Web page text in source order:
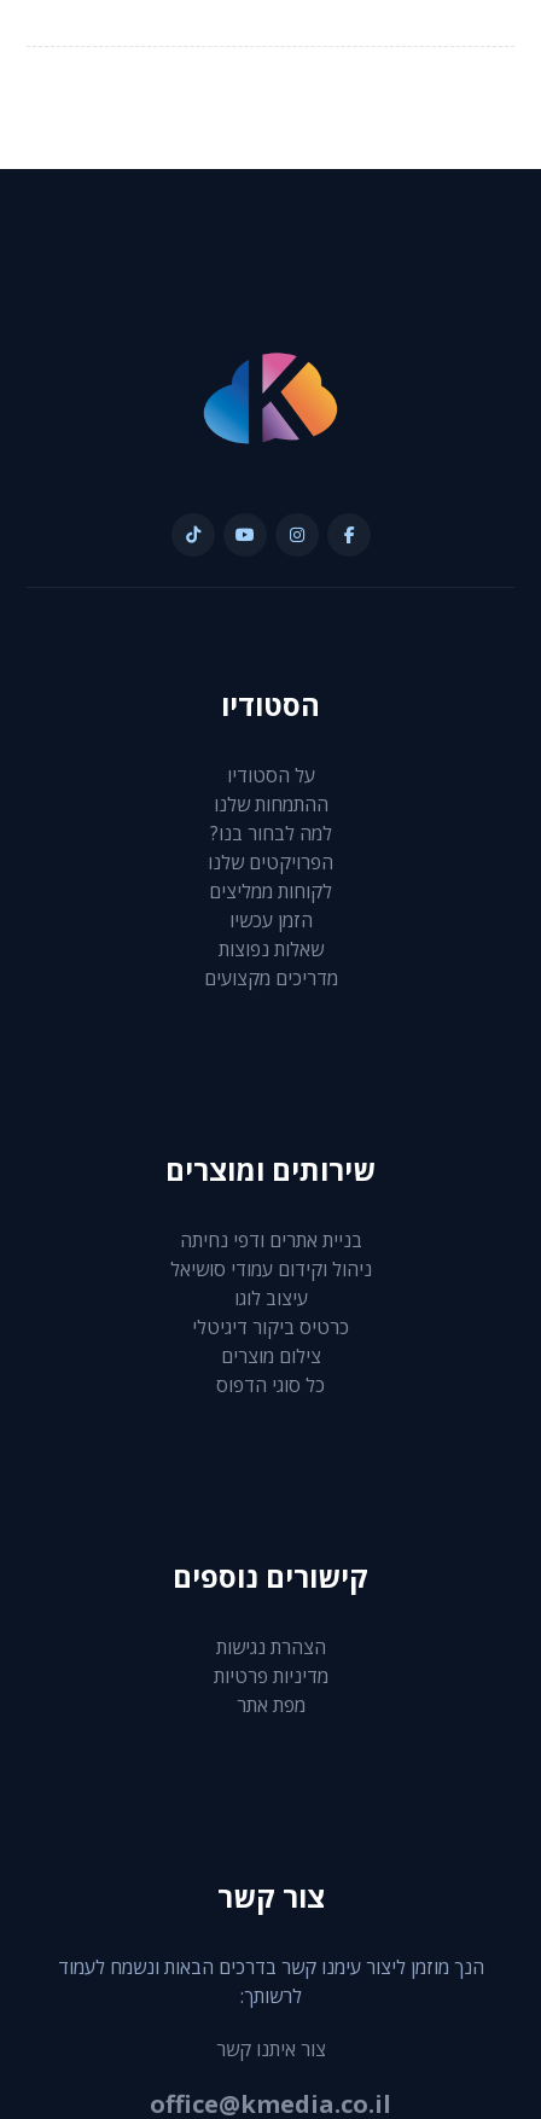
הסטודיו
על הסטודיו
ההתמחות שלנו
למה לבחור בנו?
הפרויקטים שלנו
לקוחות ממליצים
הזמן עכשיו
שאלות נפוצות
מדריכים מקצועים
שירותים ומוצרים
בניית אתרים ודפי נחיתה
ניהול וקידום עמודי סושיאל
עיצוב לוגו
כרטיס ביקור דיגיטלי
צילום מוצרים
כל סוגי הדפוס
קישורים נוספים
הצהרת נגישות
מדיניות פרטיות
מפת אתר
צור קשר
הנך מוזמן ליצור עימנו קשר בדרכים הבאות ונשמח לעמוד
לרשותך:
צור איתנו קשר
office@kmedia.co.il